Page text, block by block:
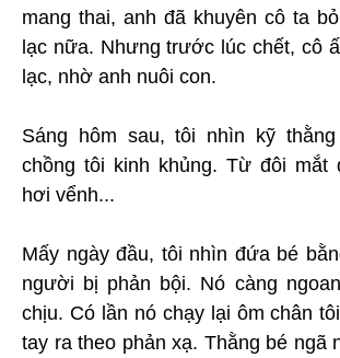
mang thai, anh đã khuyên cô ta
lạc nữa. Nhưng trước lúc chết, cô
lạc, nhờ anh nuôi con.
Sáng hôm sau, tôi nhìn kỹ
chồng tôi kinh khủng. Từ đôi mắt
hơi vểnh...
Mấy ngày đầu, tôi nhìn đứa bé
người bị phản bội. Nó càng
chịu. Có lần nó chạy lại ôm chân
tay ra theo phản xạ. Thằng bé ngã